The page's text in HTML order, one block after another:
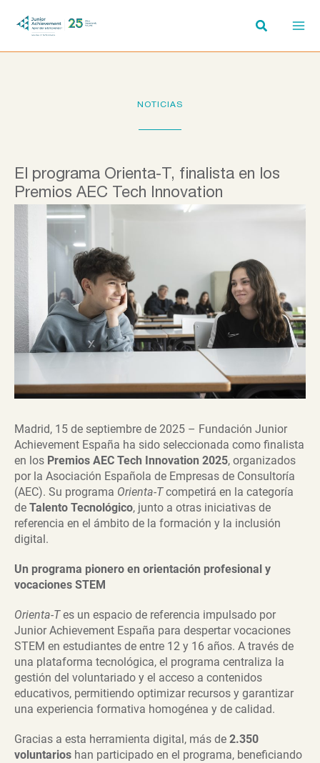
NOTICIAS
El programa Orienta-T, finalista en los
Premios AEC Tech Innovation
Madrid, 15 de septiembre de 2025 – Fundación Junior
Achievement España ha sido seleccionada como finalista
en los Premios AEC Tech Innovation 2025, organizados
por la Asociación Española de Empresas de Consultoría
(AEC). Su programa Orienta-Tcompetirá en la categoría
de Talento Tecnológico, junto a otras iniciativas de
referencia en el ámbito de la formación y la inclusión
digital.
Un programa pionero en orientación profesional y
vocaciones STEM
Orienta-Tes un espacio de referencia impulsado por
Junior Achievement España para despertar vocaciones
STEM en estudiantes de entre 12 y 16 años. A través de
una plataforma tecnológica, el programa centraliza la
gestión del voluntariado y el acceso a contenidos
educativos, permitiendo optimizar recursos y garantizar
una experiencia formativa homogénea y de calidad.
Gracias a esta herramienta digital, más de 2.350
voluntarios han participado en el programa, beneficiando